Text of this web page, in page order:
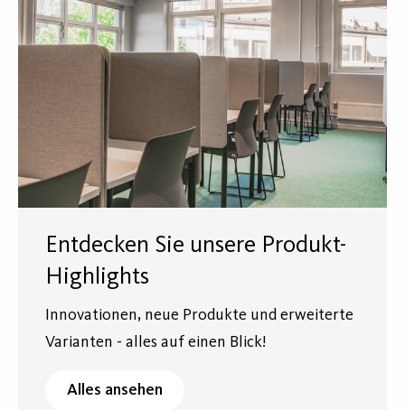
Entdecken Sie unsere Produkt-
Highlights
Innovationen, neue Produkte und erweiterte
Varianten - alles auf einen Blick!
Alles ansehen